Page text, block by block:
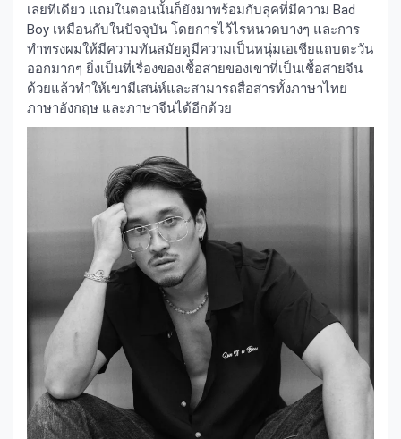
เลยทีเดียว แถมในตอนนั้นก็ยังมาพร้อมกับลุคที่มีความ Bad
Boy เหมือนกับในปัจจุบัน โดยการไว้ไรหนวดบางๆ และการ
ทำทรงผมให้มีความทันสมัยดูมีความเป็นหนุ่มเอเชียแถบตะวัน
ออกมากๆ ยิ่งเป็นที่เรื่องของเชื้อสายของเขาที่เป็นเชื้อสายจีน
ด้วยแล้วทำให้เขามีเสน่ห์และสามารถสื่อสารทั้งภาษาไทย
ภาษาอังกฤษ และภาษาจีนได้อีกด้วย